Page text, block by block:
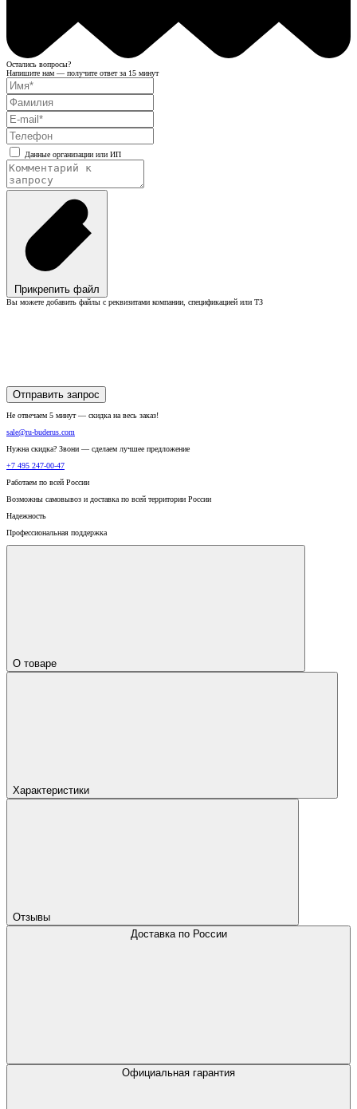
Остались вопросы?
Напишите нам — получите ответ за 15 минут
Данные организации или ИП
Прикрепить файл
Вы можете добавить файлы с реквизитами компании, спецификацией или ТЗ
Отправить запрос
Не отвечаем 5 минут — скидка на весь заказ!
sale@ru-buderus.com
Нужна скидка? Звони — сделаем лучшее предложение
+7 495 247-00-47
Работаем по всей России
Возможны самовывоз и доставка по всей территории России
Надежность
Профессиональная поддержка
О товаре
Характеристики
Отзывы
Доставка по России
Официальная гарантия